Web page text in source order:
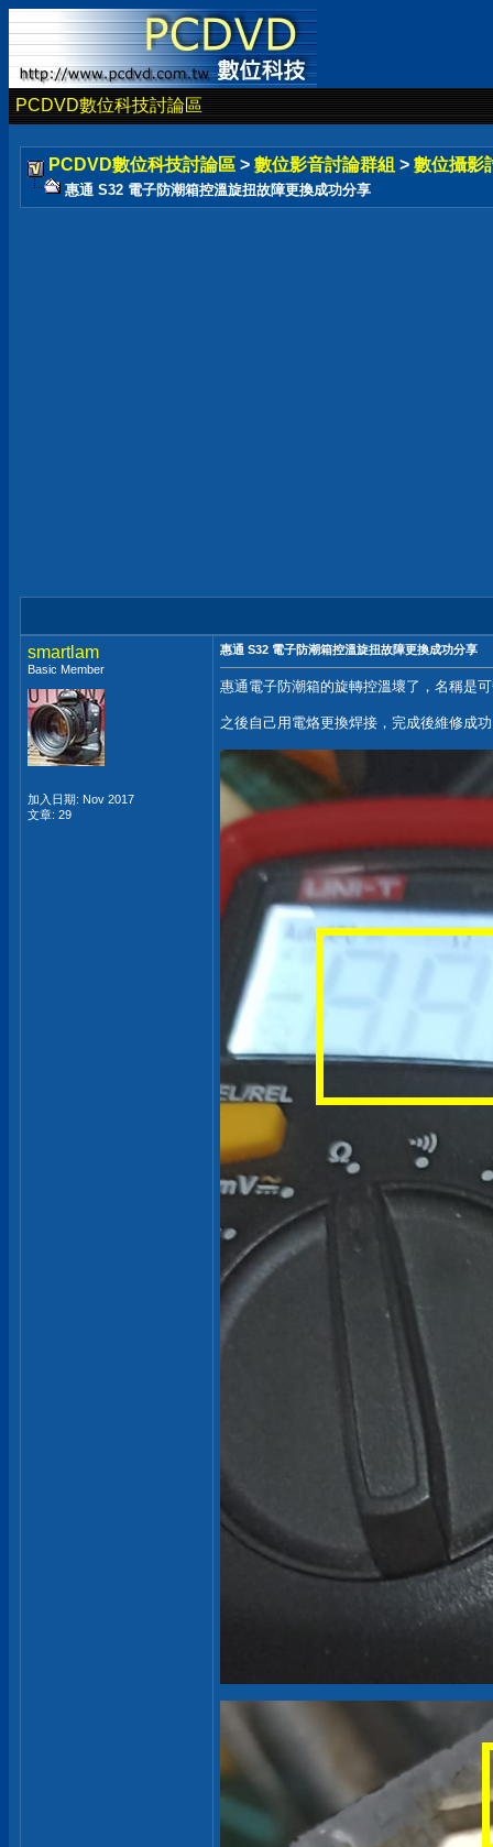
PCDVD數位科技討論區
PCDVD數位科技討論區 > 數位影音討論群組 > 數位攝影
惠通 S32 電子防潮箱控溫旋扭故障更換成功分享
smartlam
Basic Member
加入日期: Nov 2017
文章: 29
惠通 S32 電子防潮箱控溫旋扭故障更換成功分享
惠通電子防潮箱的旋轉控溫壞了，名稱是
之後自己用電烙更換焊接，完成後維修成